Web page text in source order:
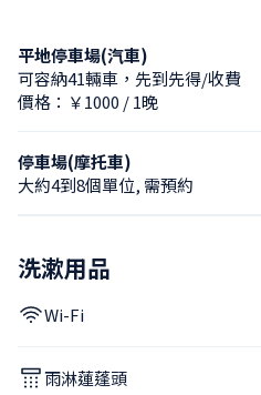
平地停車場(汽車)
可容納41輛車，先到先得/收費
價格：￥1000 / 1晚
停車場(摩托車)
大約4到8個單位, 需預約
洗漱用品
Wi-Fi
雨淋蓮蓬頭